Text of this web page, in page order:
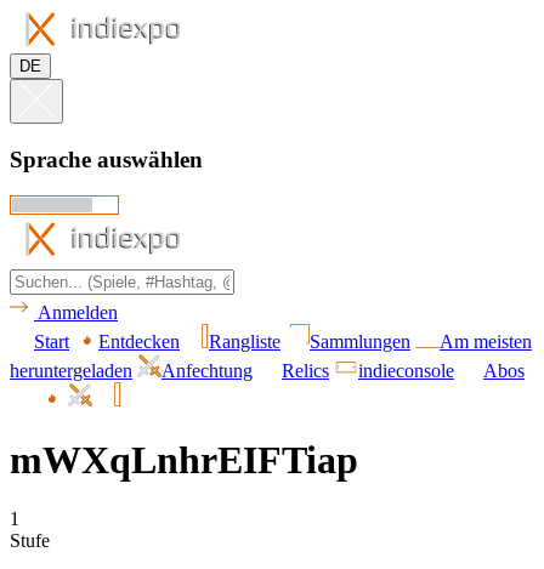
DE
Sprache auswählen
Anmelden
Start
Entdecken Rangliste Sammlungen
Am meisten
heruntergeladen
Anfechtung Relics indieconsole Abos
mWXqLnhrEIFTiap
1
Stufe